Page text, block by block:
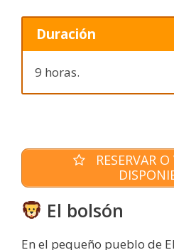
Duración
9 horas.
RESERVAR
El bolsón
En el pequeño pueblo de